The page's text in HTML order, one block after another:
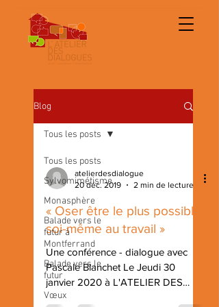
Blog
Tous les posts
Sylvomimétisme
Monasphère
Balade vers le
futur à
Montferrand
Balade vers le
futur
Vœux
Tous les posts
atelierdesdialogue
20 déc. 2019
2 min de lecture
« Oser être le plus possible
soi-même au travail »
Une conférence - dialogue avec
Pascale Blanchet Le Jeudi 30
janvier 2020 à L'ATELIER DES
DIALOGUES à Clermont-Ferrand